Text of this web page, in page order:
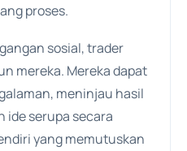
proses.
sosial, trader
mereka. Mereka dapat
meninjau hasil
ide serupa secara
yang memutuskan